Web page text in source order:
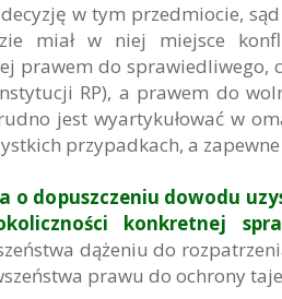
w tym przedmiocie,
miał w niej miejsce
prawem do sprawiedliwego,
RP), a prawem do
jest wyartykułować w
przypadkach, a
o dopuszczeniu dowodu
konkretnej
dążeniu do
prawu do ochrony